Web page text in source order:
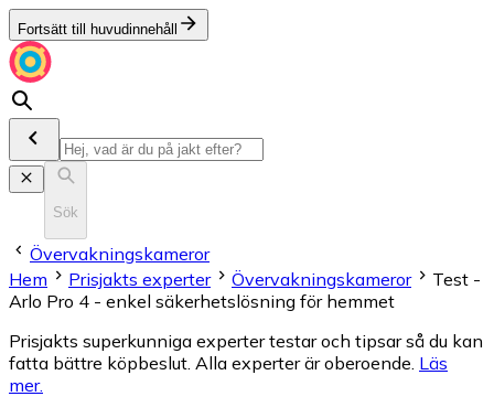
Fortsätt till huvudinnehåll
Sök
Övervakningskameror
Hem
Prisjakts experter Övervakningskameror
Test -
Arlo Pro 4 - enkel säkerhetslösning för hemmet
Prisjakts superkunniga experter testar och tipsar så du kan
fatta bättre köpbeslut. Alla experter är oberoende. Läs
mer.